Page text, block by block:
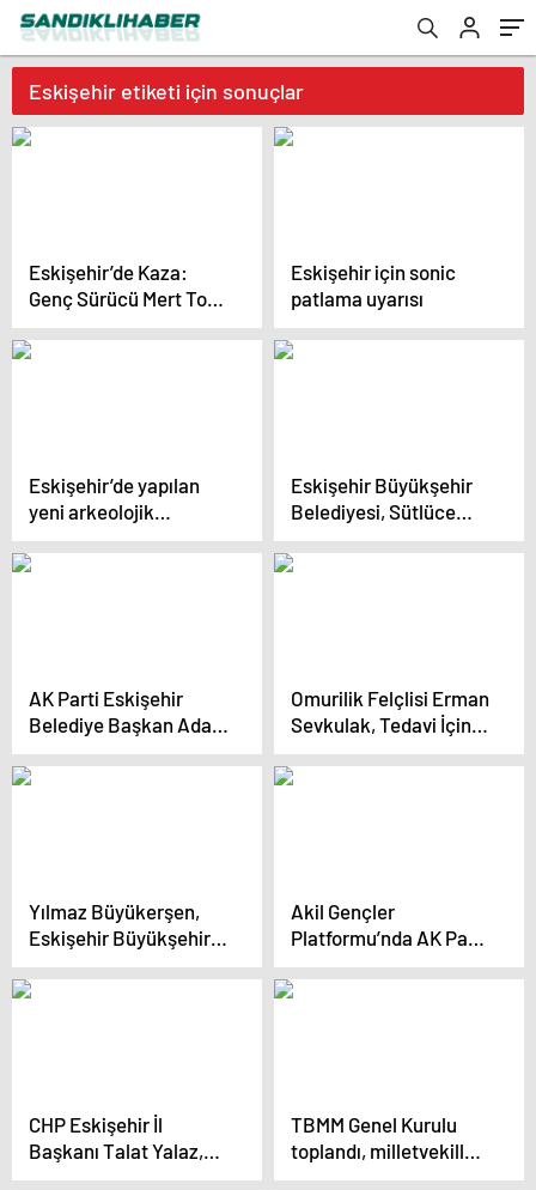
Eskişehir etiketi için sonuçlar
Eskişehir’de Kaza:
Genç Sürücü Mert Top
Hayatını Kaybetti
Eskişehir için sonic
patlama uyarısı
Eskişehir’de yapılan
yeni arkeolojik
keşiflerde 5 bin 200
yıllık yapı gömme
Eskişehir Büyükşehir
Belediyesi, Sütlüce
Mahallesi sakinlerini
Frig Vadileri’ne götürdü
AK Parti Eskişehir
Belediye Başkan Adayı
Nebi Hatipoğlu,
Projelerini Tanıttı
Omurilik Felçlisi Erman
Sevkulak, Tedavi İçin
Destek Bekliyor
Yılmaz Büyükerşen,
Eskişehir Büyükşehir
Belediye Başkanlığı’na
veda etti
Akil Gençler
Platformu’nda AK Parti
adayları Eskişehir’deki
sorunları ve vaatleri
CHP Eskişehir İl
Başkanı Talat Yalaz,
AKP Eskişehir
TBMM Genel Kurulu
toplandı, milletvekilleri
gündem dışı